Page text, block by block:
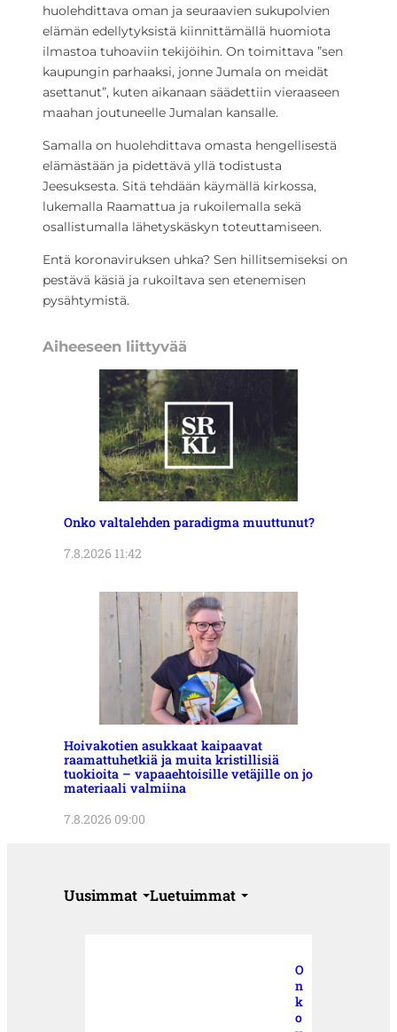
huolehdittava oman ja seuraavien sukupolvien
elämän edellytyksistä kiinnittämällä huomiota
ilmastoa tuhoaviin tekijöihin. On toimittava ”sen
kaupungin parhaaksi, jonne Jumala on meidät
asettanut”, kuten aikanaan säädettiin vieraaseen
maahan joutuneelle Jumalan kansalle.
Samalla on huolehdittava omasta hengellisestä
elämästään ja pidettävä yllä todistusta
Jeesuksesta. Sitä tehdään käymällä kirkossa,
lukemalla Raamattua ja rukoilemalla sekä
osallistumalla lähetyskäskyn toteuttamiseen.
Entä koronaviruksen uhka? Sen hillitsemiseksi on
pestävä käsiä ja rukoiltava sen etenemisen
pysähtymistä.
Aiheeseen liittyvää
Onko valtalehden paradigma muuttunut?
7.8.2026 11:42
Hoivakotien asukkaat kaipaavat
raamattuhetkiä ja muita kristillisiä
tuokioita – vapaaehtoisille vetäjille on jo
materiaali valmiina
7.8.2026 09:00
Uusimmat Luetuimmat
O
n
k
o